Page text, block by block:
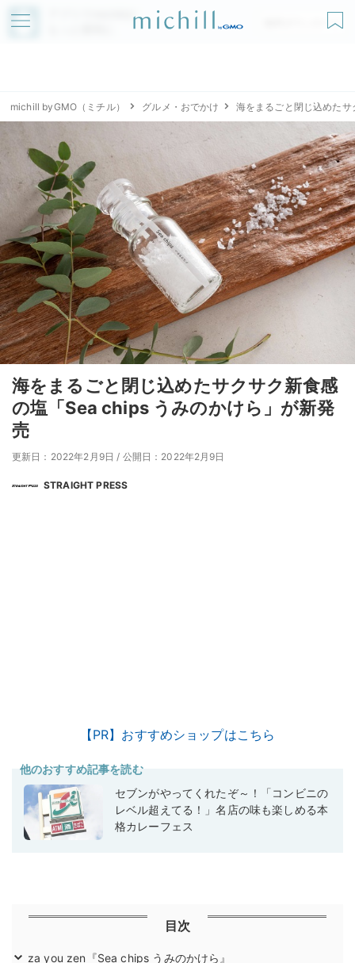
アプリでmichillが
無料ダウンロード
michill byGMO（ミチル） グルメ・おでかけ 海をまるごと閉じ込めた
海をまるごと閉じ込めたサクサク新食感
の塩「Sea chips うみのかけら」が新発
売
更新日：2022年2月9日 / 公開日：2022年2月9日
STRAIGHT PRESS
【PR】おすすめショップはこちら
他のおすすめ記事を読む
セブンがやってくれたぞ～！「コンビニの
レベル超えてる！」名店の味も楽しめる本
格カレーフェス
目次
za you zen『Sea chips うみのかけら』